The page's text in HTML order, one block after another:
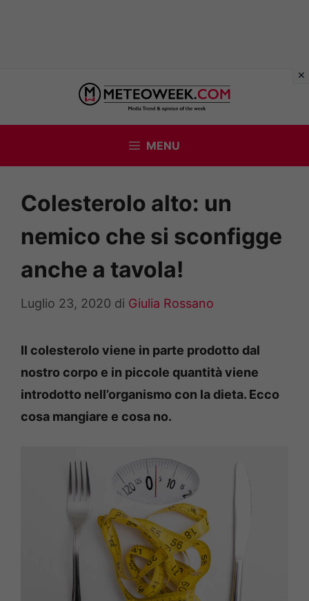
contenuto
MENU
Colesterolo alto: un
nemico che si sconfigge
anche a tavola!
Luglio 23, 2020 di Giulia Rossano
Il colesterolo viene in parte prodotto dal
nostro corpo e in piccole quantità viene
introdotto nell’organismo con la dieta. Ecco
cosa mangiare e cosa no.